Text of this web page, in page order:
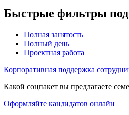
Быстрые фильтры
Полная занятость
Полный день
Проектная работа
Корпоративная поддержка
Какой соцпакет вы предлагаете
Оформляйте кандидатов онлайн